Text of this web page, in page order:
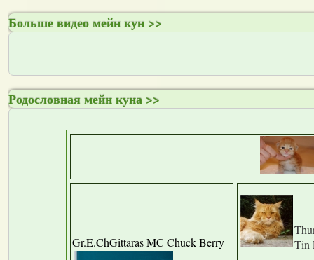
Больше видео мейн кун >>
Родословная мейн куна >>
Gr.E.ChGittaras MC Chuck Berry
Tin